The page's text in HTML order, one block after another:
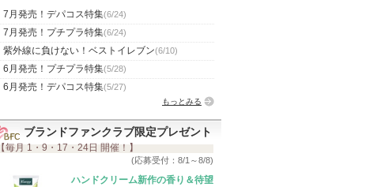
7月発売！デパコス特集(6/24)
7月発売！プチプラ特集(6/24)
紫外線に負けない！ベストイレブン(6/10)
6月発売！プチプラ特集(5/28)
6月発売！デパコス特集(5/27)
もっとみる
ブランドファンクラブ限定プレゼント
【毎月 1・9・17・24日 開催！】
(応募受付：8/1～8/8)
ハンドクリーム新作の香り＆待望